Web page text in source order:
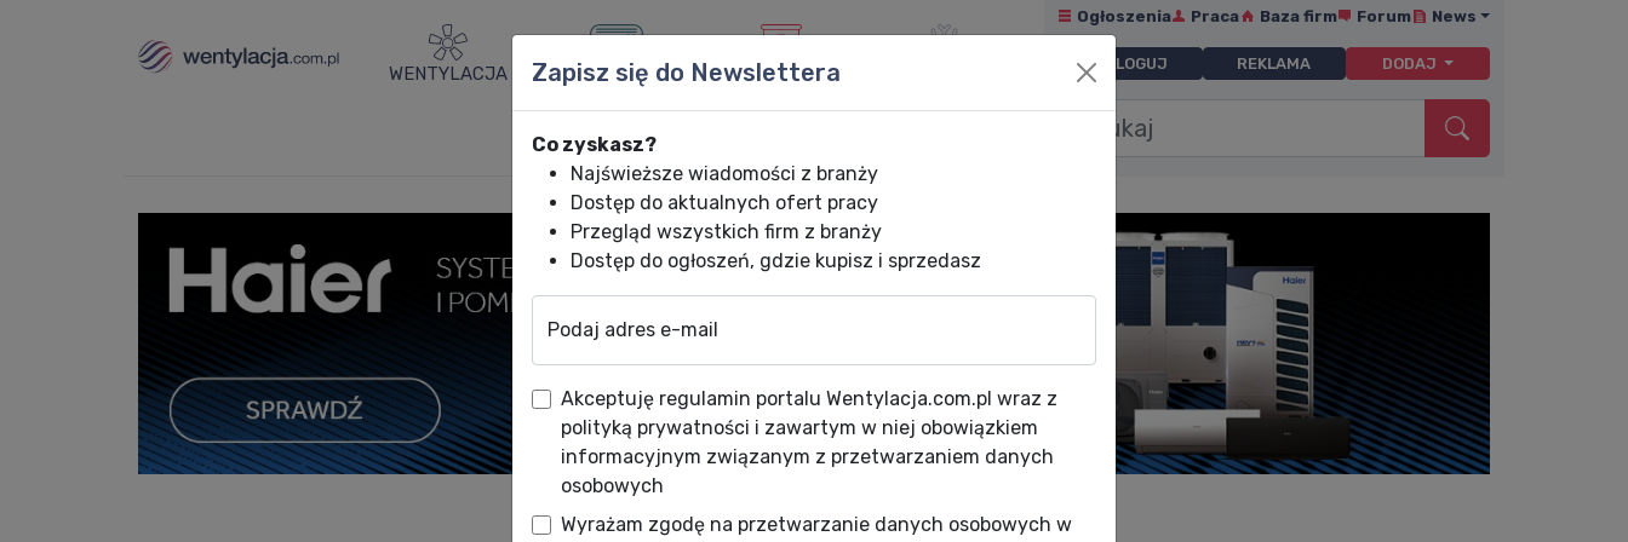
WENTYLACJA KLIMATYZACJA OGRZEWANIE
Ogłoszenia Praca Baza firm Forum News
ZALOGUJ REKLAMA DODAJ
Zapisz się do Newslettera
Co zyskasz?
Najświeższe wiadomości z branży
Dostęp do aktualnych ofert pracy
Przegląd wszystkich firm z branży
Dostęp do ogłoszeń, gdzie kupisz i sprzedasz
Podaj adres e-mail
Akceptuję regulamin portalu Wentylacja.com.pl wraz z
polityką prywatności i zawartym w niej obowiązkiem
informacyjnym związanym z przetwarzaniem danych
osobowych
Wyrażam zgodę na przetwarzanie danych osobowych w